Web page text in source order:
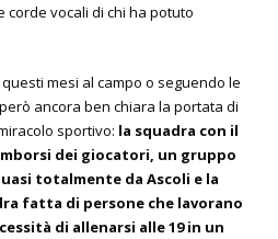
corde vocali di chi ha potuto
mesi al campo o seguendo le
ancora ben chiara la portata di
sportivo: la squadra con il
dei giocatori, un gruppo
totalmente da Ascoli e la
fatta di persone che lavorano
di allenarsi alle 19 in un